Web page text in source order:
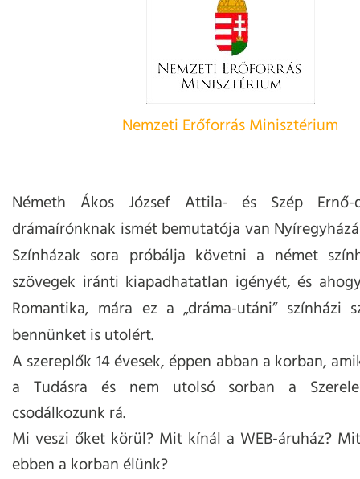
Nemzeti Erőforrás Minisztérium
Németh Ákos József Attila- és Szép Ernő-
drámaírónknak ismét bemutatója van
Színházak sora próbálja követni a német
szövegek iránti kiapadhatatlan igényét, és
Romantika, mára ez a „dráma-utáni” színházi
bennünket is utolért.
A szereplők 14 évesek, éppen abban a korban,
a Tudásra és nem utolsó sorban a
csodálkozunk rá.
Mi veszi őket körül? Mit kínál a WEB-áruház?
ebben a korban élünk?